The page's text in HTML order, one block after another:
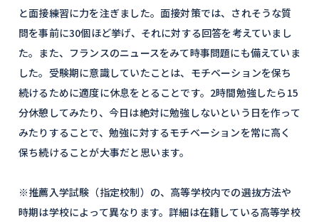
と面接練習に力を注ぎました。面接対策では、されそうな質
問を事前に30個ほど挙げ、それに対する回答を考えていまし
た。また、フランスのニュースをみて時事問題にも備えていま
した。受験期に意識していたことは、モチベーションを保ち
続けるために適度に休息をとることです。2時間勉強したら15
分休憩してみたり、今日は絶対に勉強しないという日を作って
みたりすることで、勉強に対するモチベーションを常に高く
保ち続けることが大事だと思います。
※推薦入学試験（指定校制）の、高等学校内での選抜方法や
時期は学校によって異なります。詳細は在籍している高等学校